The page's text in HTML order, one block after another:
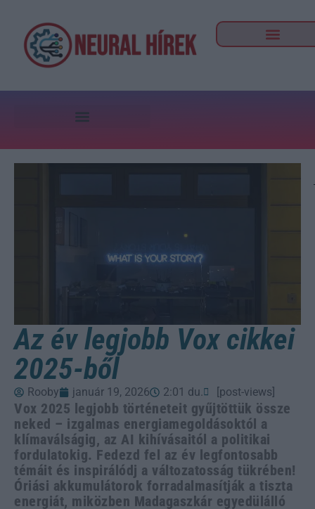
Az év legjobb Vox cikkei
2025-ből
Rooby január 19, 2026 2:01 du. [post-views]
Vox 2025 legjobb történeteit gyűjtöttük össze
neked – izgalmas energiamegoldásoktól a
klímaválságig, az AI kihívásaitól a politikai
fordulatokig. Fedezd fel az év legfontosabb
témáit és inspirálódj a változatosság tükrében!
Óriási akkumulátorok forradalmasítják a tiszta
energiát, miközben Madagaszkár egyedülálló